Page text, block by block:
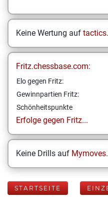
Keine Wertung auf
Fritz.chessbase.com:
Elo gegen Fritz:
Gewinnpartien Fritz:
Schönheitspunkte
Erfolge gegen Fritz...
Keine Drills auf
STARTSEITE